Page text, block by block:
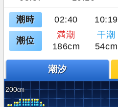
潮時 02:40 10:19
潮位
満潮 干潮
186cm
54cm
潮汐
200